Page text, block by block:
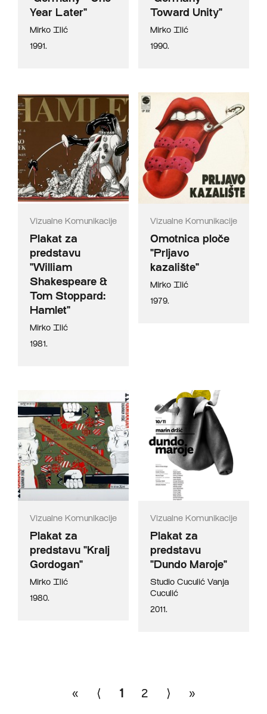
Year Later"
Mirko Ilić
1991.
Toward Unity"
Mirko Ilić
1990.
Vizualne Komunikacije
Plakat za
predstavu
"William
Shakespeare &
Tom Stoppard:
Hamlet"
Mirko Ilić
1981.
Vizualne Komunikacije
Omotnica ploče
"Prljavo
kazalište"
Mirko Ilić
1979.
Vizualne Komunikacije
Plakat za
predstavu "Kralj
Gordogan"
Mirko Ilić
1980.
Vizualne Komunikacije
Plakat za
predstavu
"Dundo Maroje"
Studio Cuculić Vanja
Cuculić
2011.
« ⟨ 1 2 ⟩ »